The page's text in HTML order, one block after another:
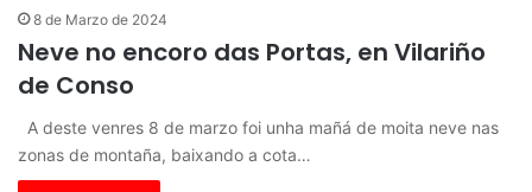
8 de Marzo de 2024
Neve no encoro das Portas, en Vilariño
de Conso
A deste venres 8 de marzo foi unha mañá de moita neve nas
zonas de montaña, baixando a cota…